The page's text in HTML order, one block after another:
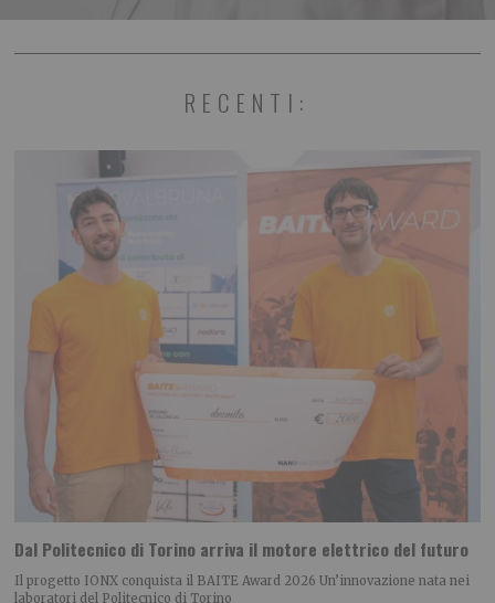
RECENTI:
Dal Politecnico di Torino arriva il motore elettrico del futuro
Il progetto IONX conquista il BAITE Award 2026 Un’innovazione nata nei
laboratori del Politecnico di Torino